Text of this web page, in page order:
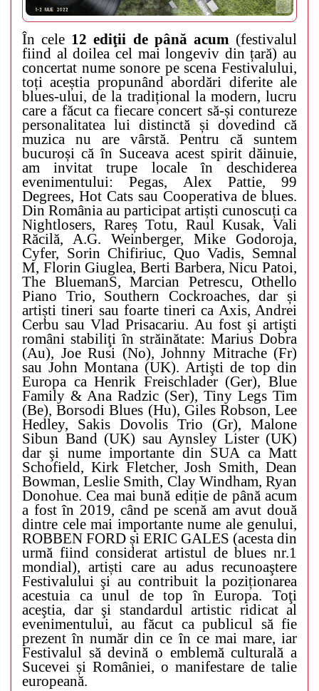
În cele 12 ediţii de până acum(festivalul
fiind al doilea cel mai longeviv din țară) au
concertat nume sonore pe scena Festivalului,
toți aceștia propunând abordări diferite ale
blues-ului, de la tradițional la modern, lucru
care a făcut ca fiecare concert să-și contureze
personalitatea lui distinctă și dovedind că
muzica nu are vârstă. Pentru că suntem
bucuroși că în Suceava acest spirit dăinuie,
am invitat trupe locale în deschiderea
evenimentului: Pegas, Alex Pattie, 99
Degrees, Hot Cats sau Cooperativa de blues.
Din România au participat artiști cunoscuți ca
Nightlosers, Rareș Totu, Raul Kusak, Vali
Răcilă, A.G. Weinberger, Mike Godoroja,
Cyfer, Sorin Chifiriuc, Quo Vadis, Semnal
M, Florin Giuglea, Berti Barbera, Nicu Patoi,
The BluemanS, Marcian Petrescu, Othello
Piano Trio, Southern Cockroaches, dar și
artiști tineri sau foarte tineri ca Axis, Andrei
Cerbu sau Vlad Prisacariu. Au fost şi artişti
români stabiliţi în străinătate: Marius Dobra
(Au), Joe Rusi (No), Johnny Mitrache (Fr)
sau John Montana (UK). Artişti de top din
Europa ca Henrik Freischlader (Ger), Blue
Family & Ana Radzic (Ser), Tiny Legs Tim
(Be), Borsodi Blues (Hu), Giles Robson, Lee
Hedley, Sakis Dovolis Trio (Gr), Malone
Sibun Band (UK) sau Aynsley Lister (UK)
dar şi nume importante din SUA ca Matt
Schofield, Kirk Fletcher, Josh Smith, Dean
Bowman, Leslie Smith, Clay Windham, Ryan
Donohue. Cea mai bună ediție de până acum
a fost în 2019, când pe scenă am avut două
dintre cele mai importante nume ale genului,
ROBBEN FORD și ERIC GALES (acesta din
urmă fiind considerat artistul de blues nr.1
mondial), artiști care au adus recunoaştere
Festivalului şi au contribuit la poziționarea
acestuia ca unul de top în Europa. Toţi
aceştia, dar şi standardul artistic ridicat al
evenimentului, au făcut ca publicul să fie
prezent în număr din ce în ce mai mare, iar
Festivalul să devină o emblemă culturală a
Sucevei și României, o manifestare de talie
europeană.